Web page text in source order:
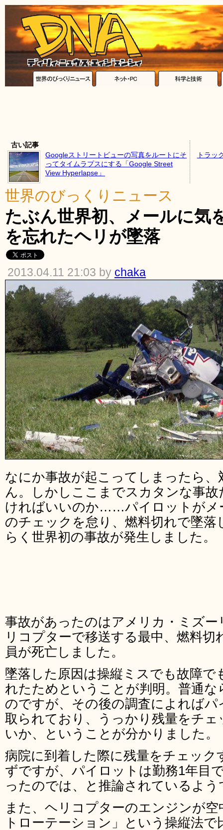
古い記事
Googleストリートビューの写真をルートにそ
ってタイムラプスにする「Google Street
View Hyperlapse」
トラッ
世界のびっくりニュース
たぶん世界初、メールに気
を忘れたヘリが墜落
2013.04.11 21:03 by chaka
なにか事故が起こってしまったら
ん。しかしここまでスカタンな事
ければいいのか……パイロットがメ
のチェックを怠り、燃料切れで墜
らく世界初の事故が発生しました。
事故があったのはアメリカ・ミズー
リコプターで移送する最中、燃料切
員が死亡しました。
墜落した原因は操縦ミスでも故障で
れたためということが判明。普通
のですが、その後の調査によれば
取られており、うっかり残量をチ
いか、ということが分かりました。
病院に到着した際に残量をチェッ
ずですが、パイロットは勤務1年目
ったのでは、と推論されているよう
また、ヘリコプターのエンジンが
トローテーション」という操縦法